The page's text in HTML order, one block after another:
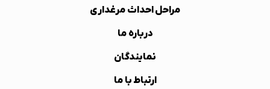
مراحل احداث مرغداری
درباره ما
نمایندگان
ارتباط با ما